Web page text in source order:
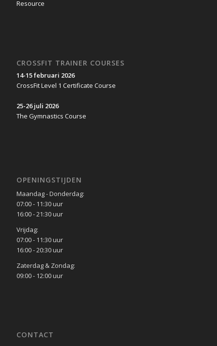
CROSSFIT TRAINER COURSES
14-15 februari 2026
CrossFit Level 1 Certificate Course
25-26 juli 2026
The Gymnastics Course
OPENINGSTIJDEN
Maandag - Donderdag:
07:00 - 11:30 uur
16:00 - 21:30 uur
Vrijdag:
07:00 - 11:30 uur
16:00 - 20:30 uur
Zaterdag & Zondag:
09:00 - 12:00 uur
CONTACT